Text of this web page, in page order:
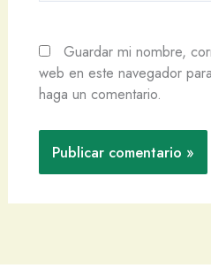
Guardar mi nombre,
web en este navegador
haga un comentario.